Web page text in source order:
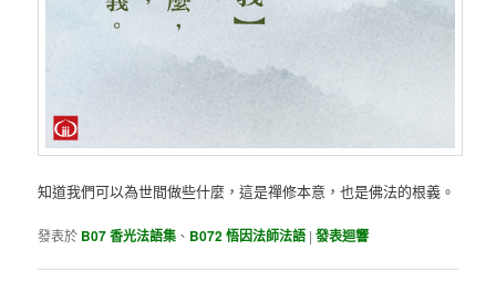
知道我們可以為世間做些什麼，這是禪修本意，也是佛法的根義。
發表於 B07 香光法語集 、 B072 悟因法師法語 |發表迴響